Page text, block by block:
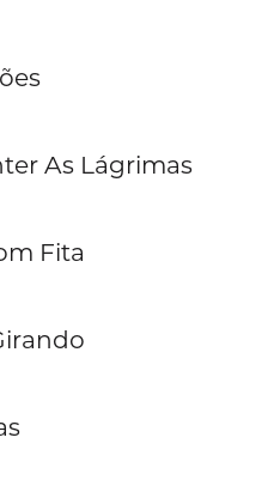
As Lágrimas
Fita